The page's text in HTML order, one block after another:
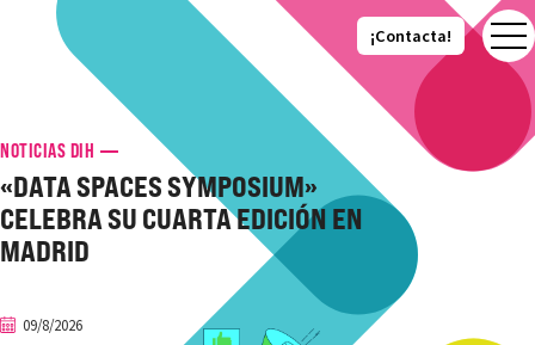
¡Contacta!
¡Contacta!
NOTICIAS DIH
«DATA SPACES SYMPOSIUM»
CELEBRA SU CUARTA EDICIÓN EN
MADRID
09/8/2026